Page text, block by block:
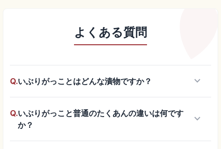
よくある質問
Q.いぶりがっことはどんな漬物ですか？ keyboard_arrow_down
Q.いぶりがっこと普通のたくあんの違いは何です
か？
keyboard_arrow_down